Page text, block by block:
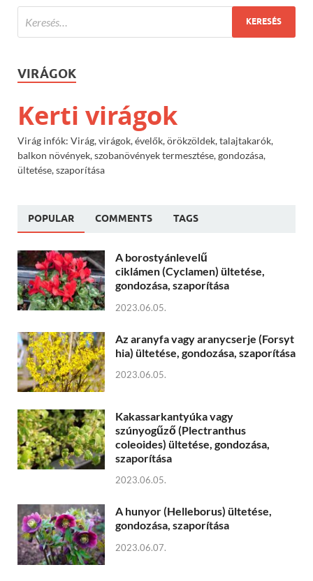
VIRÁGOK
Kerti virágok
Virág infók: Virág, virágok, évelők, örökzöldek, talajtakarók,
balkon növények, szobanövények termesztése, gondozása,
ültetése, szaporítása
POPULAR COMMENTS TAGS
A borostyánlevelű
ciklámen (Cyclamen) ültetése,
gondozása, szaporítása
2023.06.05.
Az aranyfa vagy aranycserje (Forsyt
hia) ültetése, gondozása, szaporítása
2023.06.05.
Kakassarkantyúka vagy
szúnyogűző (Plectranthus
coleoides) ültetése, gondozása,
szaporítása
2023.06.05.
A hunyor (Helleborus) ültetése,
gondozása, szaporítása
2023.06.07.